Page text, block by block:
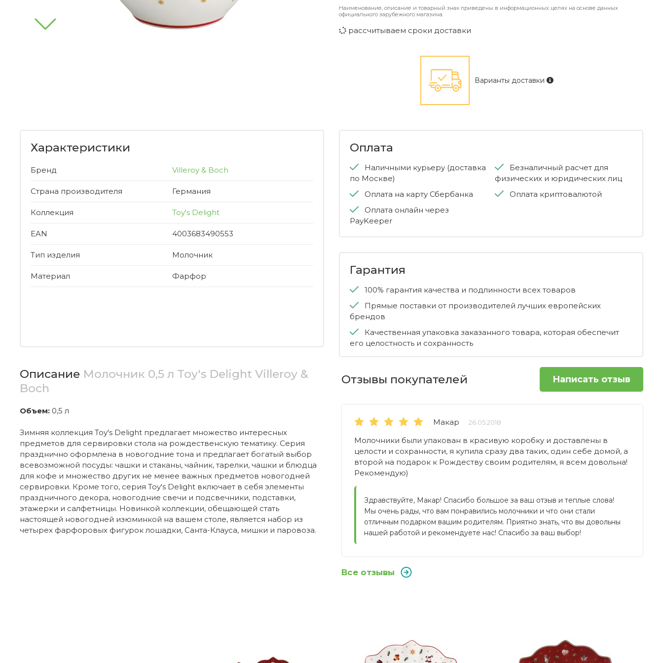
Наименование, описание и товарный знак приведены в информационных целях на основе данных
официального зарубежного магазина.
рассчитываем сроки доставки
Варианты доставки
Характеристики
Бренд Villeroy & Boch
Страна производителя Германия
Коллекция Toy's Delight
EAN 4003683490553
Тип изделия Молочник
Материал Фарфор
Оплата
Наличными курьеру (доставка
по Москве)
Оплата на карту Сбербанка
Оплата онлайн через
PayKeeper
Безналичный расчет для
физических и юридических лиц
Оплата криптовалютой
Гарантия
100% гарантия качества и подлинности всех товаров
Прямые поставки от производителей лучших европейских
брендов
Качественная упаковка заказанного товара, которая обеспечит
его целостность и сохранность
Описание Молочник 0,5 л Toy's Delight Villeroy &
Boch
Объем: 0,5 л
Зимняя коллекция Toy's Delight предлагает множество интересных
предметов для сервировки стола на рождественскую тематику. Серия
празднично оформлена в новогодние тона и предлагает богатый выбор
всевозможной посуды: чашки и стаканы, чайник, тарелки, чашки и блюдца
для кофе и множество других не менее важных предметов новогодней
сервировки. Кроме того, серия Toy's Delight включает в себя элементы
праздничного декора, новогодние свечи и подсвечники, подставки,
этажерки и салфетницы. Новинкой коллекции, обещающей стать
настоящей новогодней изюминкой на вашем столе, является набор из
четырех фарфоровых фигурок лошадки, Санта-Клауса, мишки и паровоза.
Отзывы покупателей Написать отзыв
Макар 26.05.2018
Молочники были упакован в красивую коробку и доставлены в
целости и сохранности, я купила сразу два таких, один себе домой, а
второй на подарок к Рождеству своим родителям, я всем довольна!
Рекомендую)
Здравствуйте, Макар! Спасибо большое за ваш отзыв и теплые слова!
Мы очень рады, что вам понравились молочники и что они стали
отличным подарком вашим родителям. Приятно знать, что вы довольны
нашей работой и рекомендуете нас! Спасибо за ваш выбор!
Все отзывы
Toy's Delight